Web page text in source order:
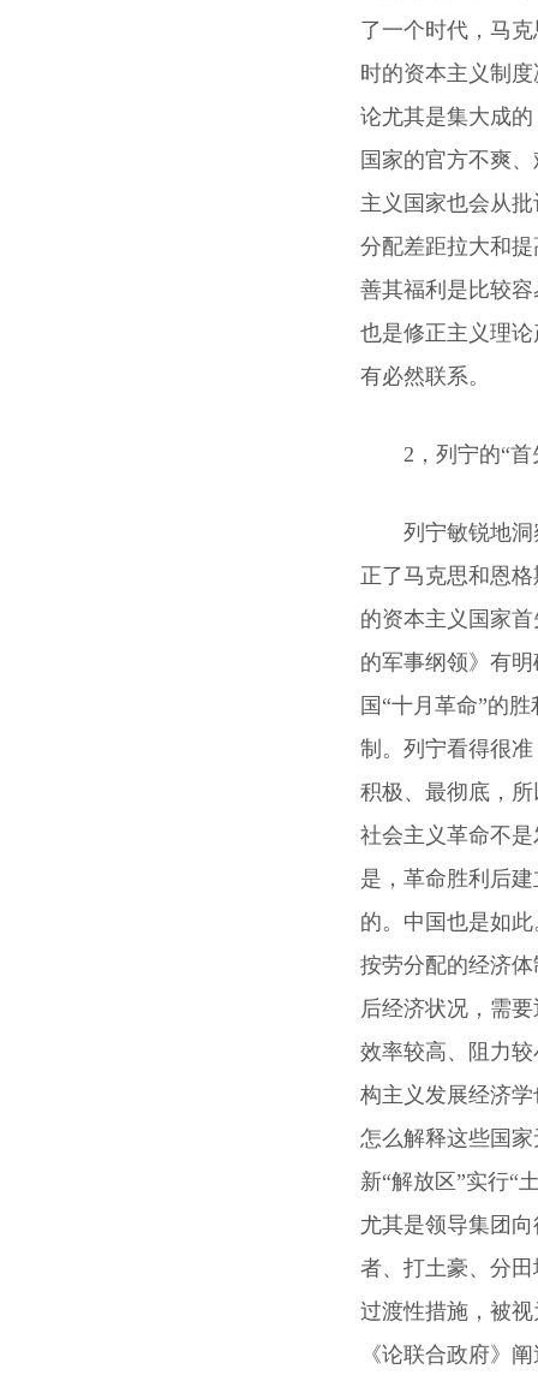
了一个时代，马
时的资本主义制
论尤其是集大成
国家的官方不爽
主义国家也会从
分配差距拉大和
善其福利是比较
也是修正主义理
有必然联系。
2，列宁的“
列宁敏锐地
正了马克思和恩
的资本主义国家
的军事纲领》有
国“十月革命”的
制。列宁看得很
积极、最彻底，
社会主义革命不
是，革命胜利后
的。中国也是如
按劳分配的经济
后经济状况，需
效率较高、阻力
构主义发展经济
怎么解释这些国
新“解放区”实行“
尤其是领导集团
者、打土豪、分
过渡性措施，被
《论联合政府》